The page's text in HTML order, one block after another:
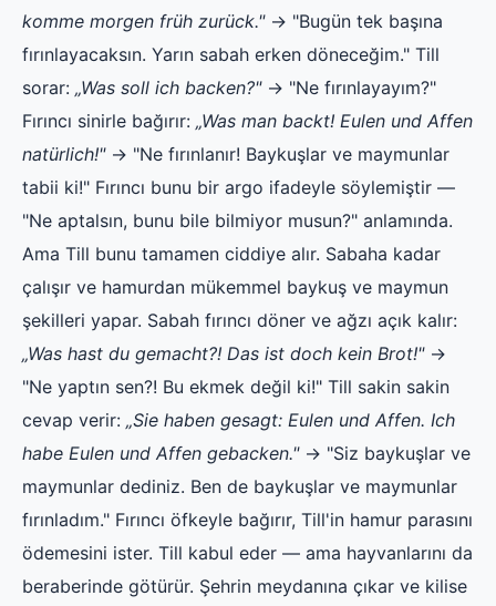
komme morgen früh zurück."→ "Bugün tek başına
fırınlayacaksın. Yarın sabah erken döneceğim." Till
sorar: „Was soll ich backen?"→ "Ne fırınlayayım?"
Fırıncı sinirle bağırır: „Was man backt! Eulen und Affen
natürlich!"→ "Ne fırınlanır! Baykuşlar ve maymunlar
tabii ki!" Fırıncı bunu bir argo ifadeyle söylemiştir —
"Ne aptalsın, bunu bile bilmiyor musun?" anlamında.
Ama Till bunu tamamen ciddiye alır. Sabaha kadar
çalışır ve hamurdan mükemmel baykuş ve maymun
şekilleri yapar. Sabah fırıncı döner ve ağzı açık kalır:
„Was hast du gemacht?! Das ist doch kein Brot!"→
"Ne yaptın sen?! Bu ekmek değil ki!" Till sakin sakin
cevap verir: „Sie haben gesagt: Eulen und Affen. Ich
habe Eulen und Affen gebacken."→ "Siz baykuşlar ve
maymunlar dediniz. Ben de baykuşlar ve maymunlar
fırınladım." Fırıncı öfkeyle bağırır, Till'in hamur parasını
ödemesini ister. Till kabul eder — ama hayvanlarını da
beraberinde götürür. Şehrin meydanına çıkar ve kilise